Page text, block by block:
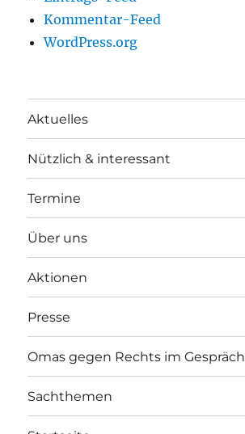
Kommentar-Feed
WordPress.org
Aktuelles
Nützlich & interessant
Termine
Über uns
Aktionen
Presse
Omas gegen Rechts im Gespräch
Sachthemen